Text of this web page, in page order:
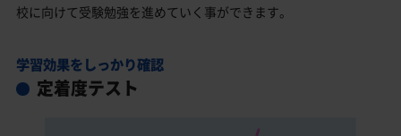
校に向けて受験勉強を進めていく事ができます。
学習効果をしっかり確認
定着度テスト